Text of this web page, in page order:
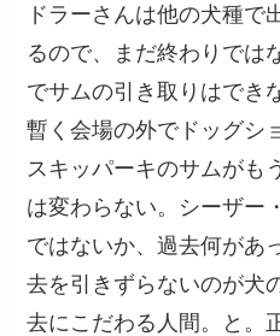
ドラーさんは他の犬種で
るので、まだ終わりでは
でサムの引き取りはでき
暫く会場の外でドッグシ
スキッパーキのサムがも
は変わらない。シーザー
ではないか、過去何があ
去を引きずらないのが犬
去にこだわる人間。と。